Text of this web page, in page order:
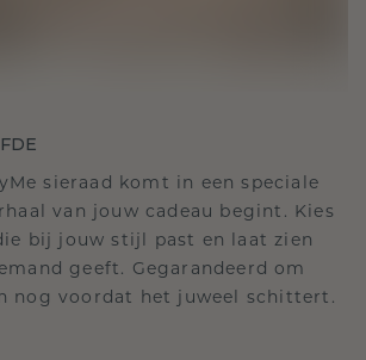
sieraad komt in een speciale
van jouw cadeau begint. Kies
bij jouw stijl past en laat zien
geeft. Gegarandeerd om
nog voordat het juweel schittert.